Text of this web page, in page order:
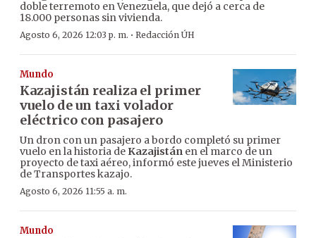
doble terremoto en Venezuela, que dejó a cerca de
18.000 personas sin vivienda.
Agosto 6, 2026 12:03 p. m. · Redacción ÚH
Mundo
Kazajistán realiza el primer
vuelo de un taxi volador
eléctrico con pasajero
Un dron con un pasajero a bordo completó su primer
vuelo en la historia de Kazajistán en el marco de un
proyecto de taxi aéreo, informó este jueves el Ministerio
de Transportes kazajo.
Agosto 6, 2026 11:55 a. m.
Mundo